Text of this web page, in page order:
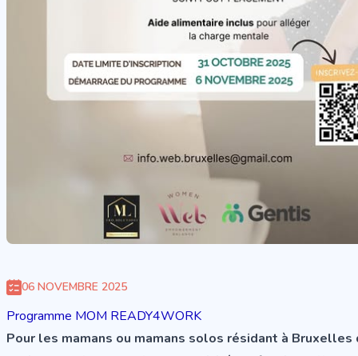
06 NOVEMBRE 2025
Programme MOM READY4WORK
Pour les mamans ou mamans solos résidant à Bruxelles